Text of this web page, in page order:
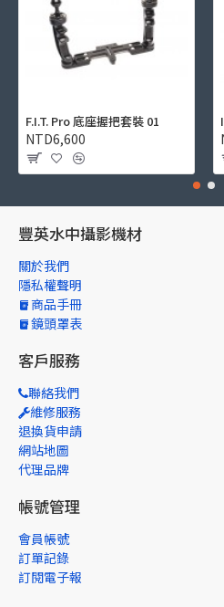
F.I.T. Pro 底座握把套裝 01
NTD6,600
豐英水中攝影機材
關於我們
隱私權聲明
商品手冊
鏡頭罩表
客戶服務
聯絡我們
維修服務
退換貨申請
網站地圖
代理品牌
帳號管理
會員帳號
訂單記錄
訂閱電子報